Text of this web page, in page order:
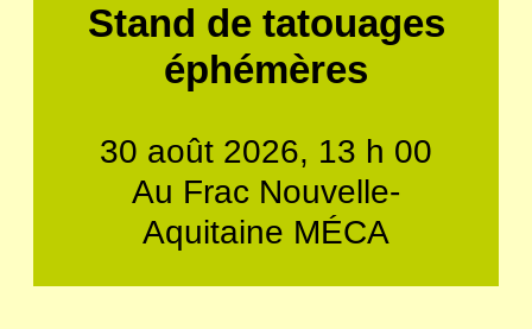
Stand de tatouages
éphémères
30 août 2026, 13 h 00
Au Frac Nouvelle-
Aquitaine MÉCA